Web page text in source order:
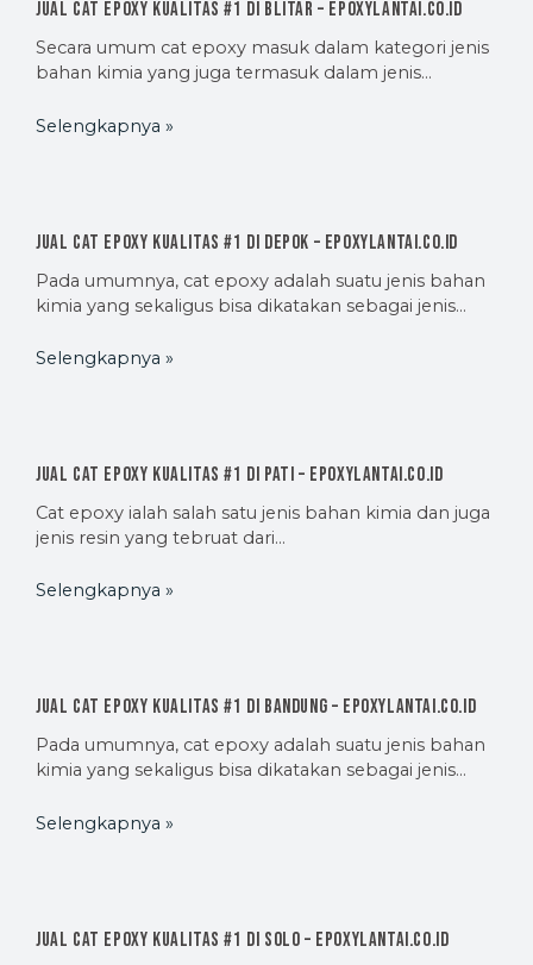
Jual Cat Epoxy Kualitas #1 di Blitar – EpoxyLantai.co.id
Secara umum cat epoxy masuk dalam kategori jenis
bahan kimia yang juga termasuk dalam jenis…
Selengkapnya »
Jual Cat Epoxy Kualitas #1 di Depok – EpoxyLantai.co.id
Pada umumnya, cat epoxy adalah suatu jenis bahan
kimia yang sekaligus bisa dikatakan sebagai jenis…
Selengkapnya »
Jual Cat Epoxy Kualitas #1 di Pati – EpoxyLantai.co.id
Cat epoxy ialah salah satu jenis bahan kimia dan juga
jenis resin yang tebruat dari…
Selengkapnya »
Jual Cat Epoxy Kualitas #1 di Bandung – EpoxyLantai.co.id
Pada umumnya, cat epoxy adalah suatu jenis bahan
kimia yang sekaligus bisa dikatakan sebagai jenis…
Selengkapnya »
Jual Cat Epoxy Kualitas #1 di Solo – EpoxyLantai.co.id